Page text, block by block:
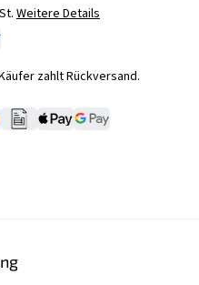
Weitere Details
zahlt Rückversand.